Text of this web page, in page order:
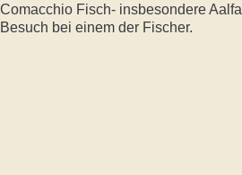
Comacchio Fisch- insbesondere
Besuch bei einem der Fischer.